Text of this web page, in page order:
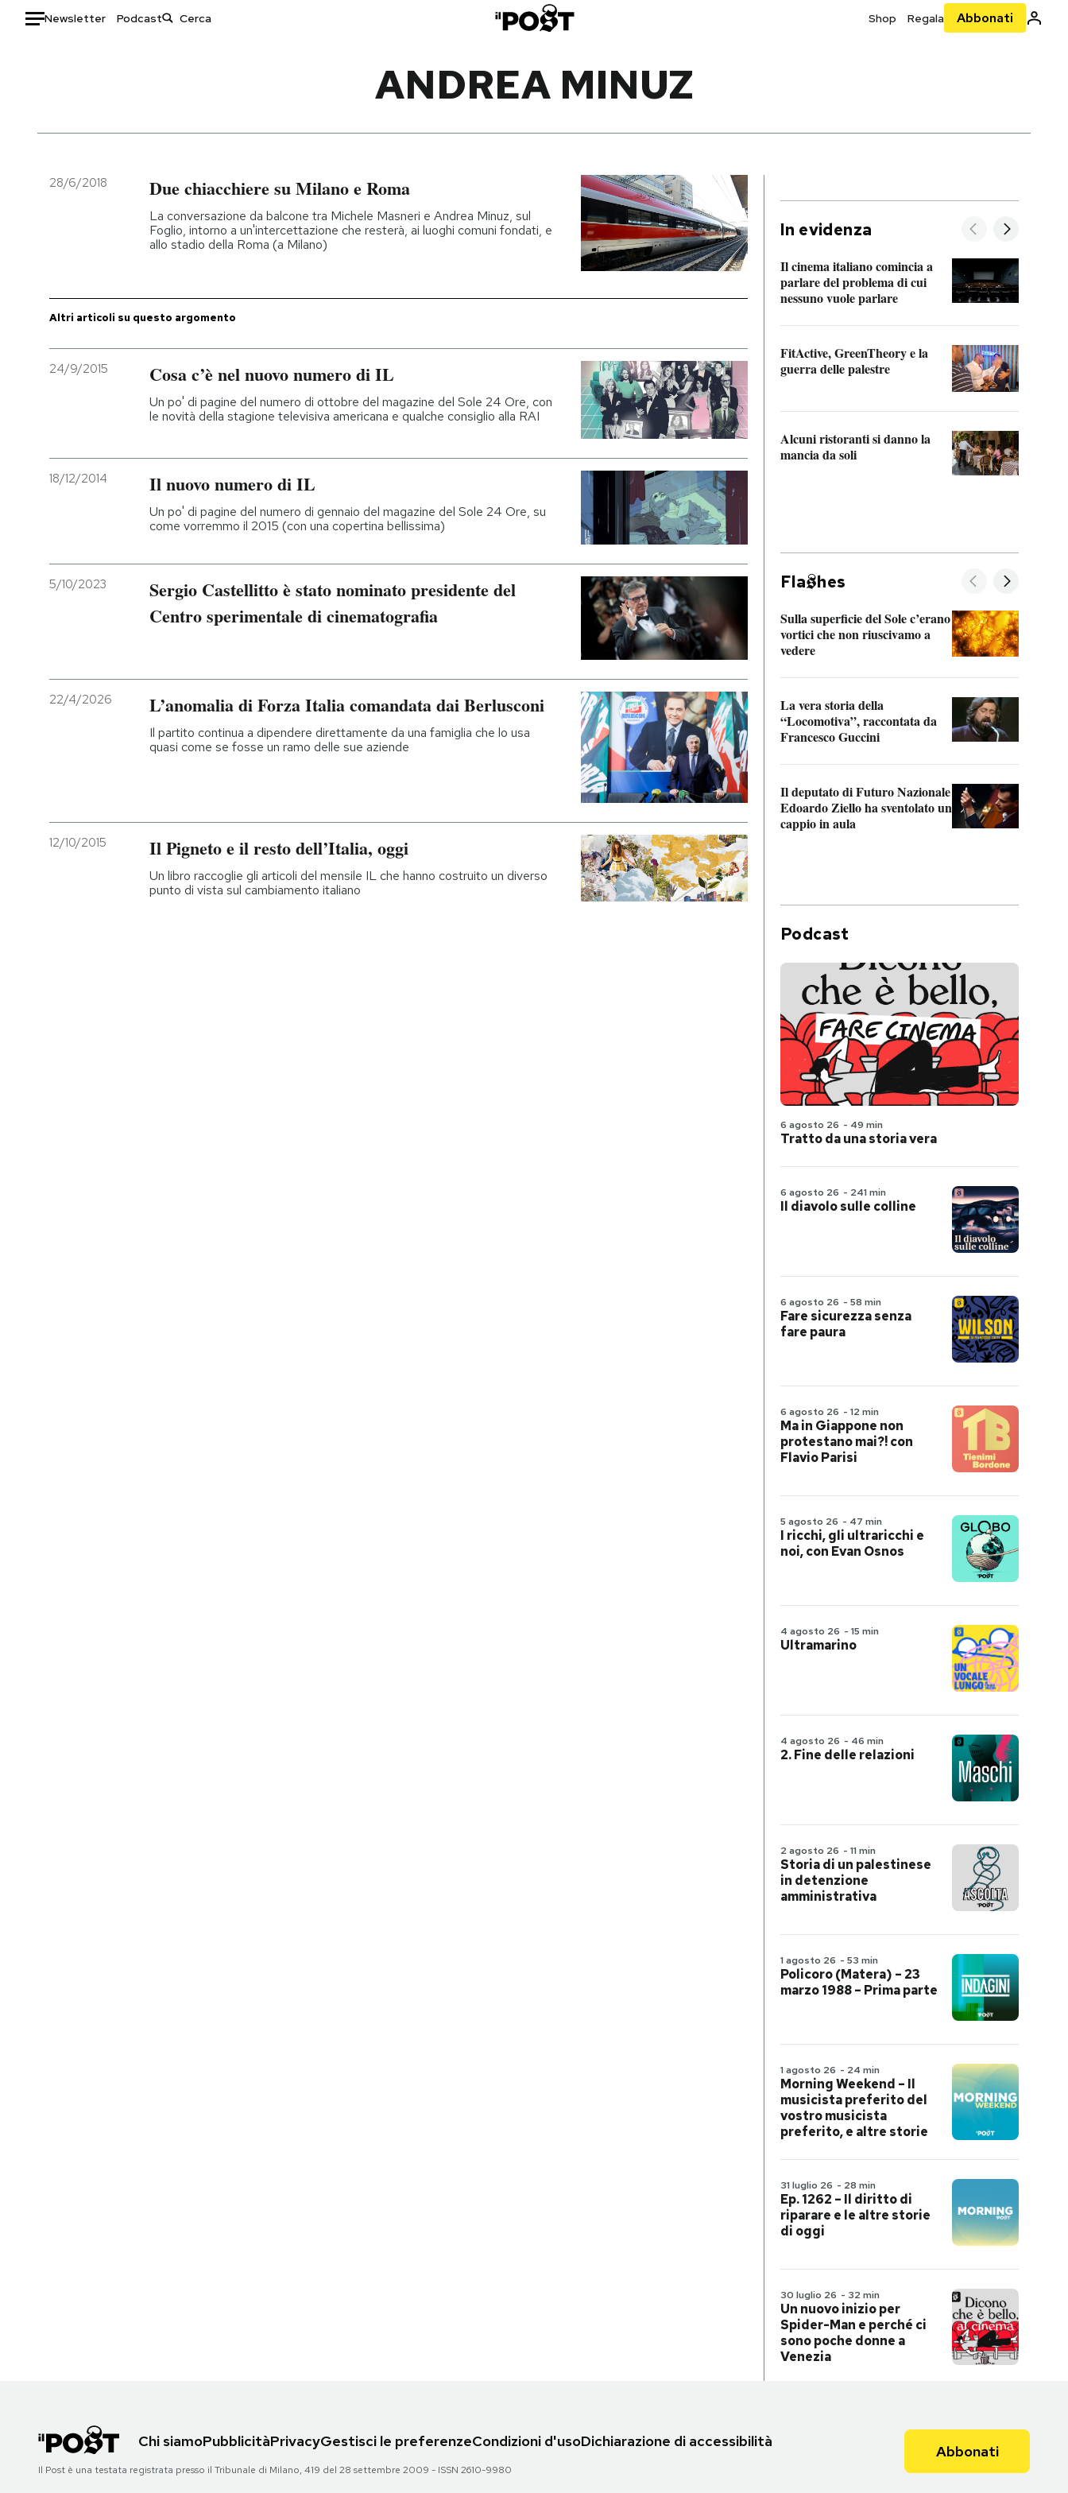
Newsletter Podcast Shop Regala Abbonati
Italia
Politica
Sport
Moda
Ok Boomer!
Media
Mondiali calcio 2026
I MIEI PREFERITI
Entra
ANDREA MINUZ
28/6/2018 Due chiacchiere su Milano e Roma
La conversazione da balcone tra Michele Masneri e Andrea Minuz, sul
Foglio, intorno a un'intercettazione che resterà, ai luoghi comuni fondati, e
allo stadio della Roma (a Milano)
Altri articoli su questo argomento
24/9/2015 Cosa c’è nel nuovo numero di IL
Un po' di pagine del numero di ottobre del magazine del Sole 24 Ore, con
le novità della stagione televisiva americana e qualche consiglio alla RAI
18/12/2014 Il nuovo numero di IL
Un po' di pagine del numero di gennaio del magazine del Sole 24 Ore, su
come vorremmo il 2015 (con una copertina bellissima)
5/10/2023
Sergio Castellitto è stato nominato presidente del
Centro sperimentale di cinematografia
22/4/2026 L’anomalia di Forza Italia comandata dai Berlusconi
Il partito continua a dipendere direttamente da una famiglia che lo usa
quasi come se fosse un ramo delle sue aziende
12/10/2015 Il Pigneto e il resto dell’Italia, oggi
Un libro raccoglie gli articoli del mensile IL che hanno costruito un diverso
punto di vista sul cambiamento italiano
In evidenza
Il cinema italiano comincia a
parlare del problema di cui
nessuno vuole parlare
FitActive, GreenTheory e la
guerra delle palestre
Alcuni ristoranti si danno la
mancia da soli
Fla hes
Sulla superficie del Sole c’erano
vortici che non riuscivamo a
vedere
La vera storia della
“Locomotiva”, raccontata da
Francesco Guccini
Il deputato di Futuro Nazionale
Edoardo Ziello ha sventolato un
cappio in aula
Podcast
6 agosto 26 - 49 min
Tratto da una storia vera
6 agosto 26 - 241 min
Il diavolo sulle colline
6 agosto 26 - 58 min
Fare sicurezza senza
fare paura
6 agosto 26 - 12 min
Ma in Giappone non
protestano mai?! con
Flavio Parisi
5 agosto 26 - 47 min
I ricchi, gli ultraricchi e
noi, con Evan Osnos
4 agosto 26 - 15 min
Ultramarino
4 agosto 26 - 46 min
2. Fine delle relazioni
2 agosto 26 - 11 min
Storia di un palestinese
in detenzione
amministrativa
1 agosto 26 - 53 min
Policoro (Matera) – 23
marzo 1988 – Prima parte
1 agosto 26 - 24 min
Morning Weekend – Il
musicista preferito del
vostro musicista
preferito, e altre storie
31 luglio 26 - 28 min
Ep. 1262 – Il diritto di
riparare e le altre storie
di oggi
30 luglio 26 - 32 min
Un nuovo inizio per
Spider-Man e perché ci
sono poche donne a
Venezia
Chi siamoPubblicitàPrivacyGestisci le preferenzeCondizioni d'usoDichiarazione di accessibilità
Il Post è una testata registrata presso il Tribunale di Milano, 419 del 28 settembre 2009 - ISSN 2610-9980
Abbonati